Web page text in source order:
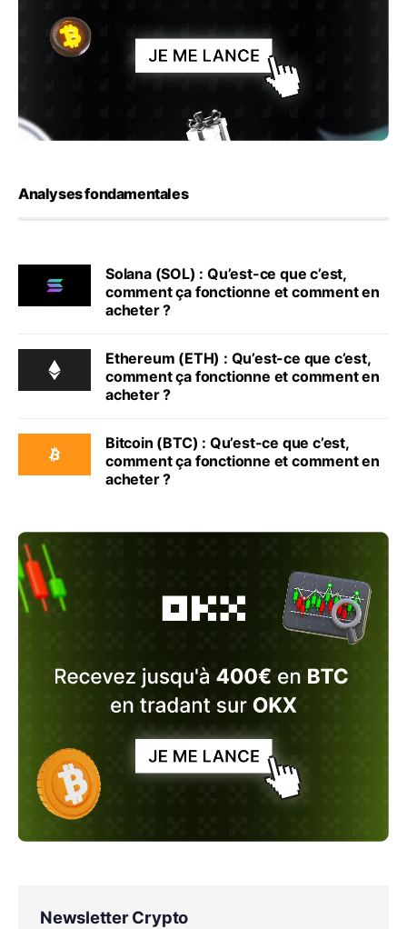
Analyses fondamentales
Solana (SOL) : Qu’est-ce que c’est,
comment ça fonctionne et comment en
acheter ?
Ethereum (ETH) : Qu’est-ce que c’est,
comment ça fonctionne et comment en
acheter ?
Bitcoin (BTC) : Qu’est-ce que c’est,
comment ça fonctionne et comment en
acheter ?
Newsletter Crypto